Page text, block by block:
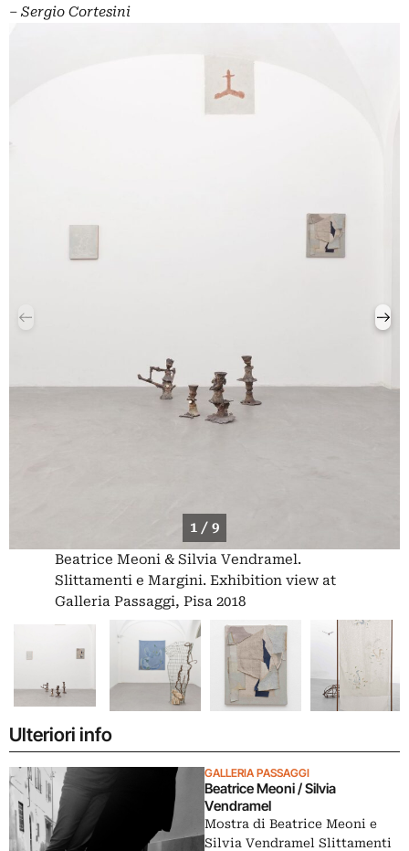
‒ Sergio Cortesini
1 / 9
Beatrice Meoni & Silvia Vendramel.
Slittamenti e Margini. Exhibition view at
Galleria Passaggi, Pisa 2018
Ulteriori info
GALLERIA PASSAGGI
Beatrice Meoni / Silvia
Vendramel
Mostra di Beatrice Meoni e
Silvia Vendramel Slittamenti